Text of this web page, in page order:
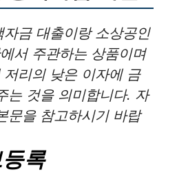
자금 대출이랑 소상공인
서 주관하는 상품이며
저리의 낮은 이자에 금
는 것을 의미합니다. 자
문을 참고하시기 바랍
록